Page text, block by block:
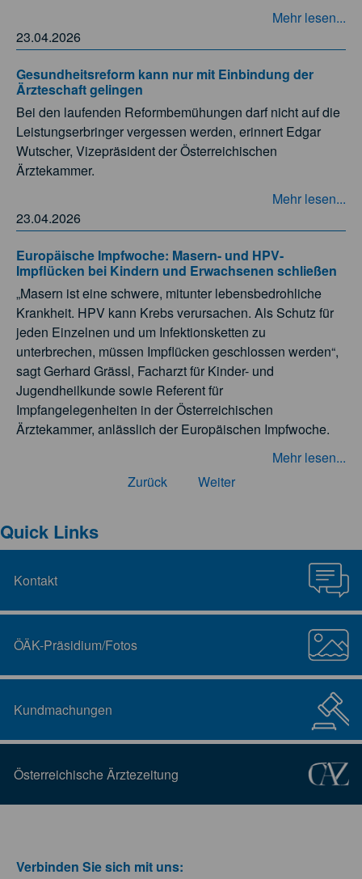
Mehr lesen...
23.04.2026
Gesundheitsreform kann nur mit Einbindung der
Ärzteschaft gelingen
Bei den laufenden Reformbemühungen darf nicht auf die
Leistungserbringer vergessen werden, erinnert Edgar
Wutscher, Vizepräsident der Österreichischen
Ärztekammer.
Mehr lesen...
23.04.2026
Europäische Impfwoche: Masern- und HPV-
Impflücken bei Kindern und Erwachsenen schließen
„Masern ist eine schwere, mitunter lebensbedrohliche
Krankheit. HPV kann Krebs verursachen. Als Schutz für
jeden Einzelnen und um Infektionsketten zu
unterbrechen, müssen Impflücken geschlossen werden“,
sagt Gerhard Grässl, Facharzt für Kinder- und
Jugendheilkunde sowie Referent für
Impfangelegenheiten in der Österreichischen
Ärztekammer, anlässlich der Europäischen Impfwoche.
Mehr lesen...
Zurück
Weiter
Quick Links
Kontakt
ÖÄK-Präsidium/Fotos
Kundmachungen
Österreichische Ärztezeitung
Verbinden Sie sich mit uns: